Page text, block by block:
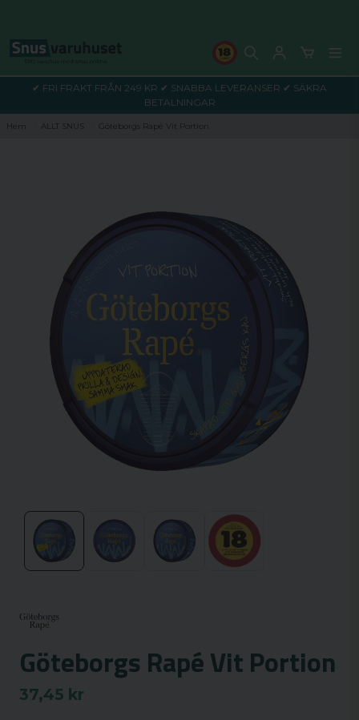
✔ FRI FRAKT FRÅN 249 KR ✔ SNABBA LEVERANSER ✔ SÄKRA
BETALNINGAR
Hem ALLT SNUS Göteborgs Rapé Vit Portion
Göteborgs Rapé Vit Portion
37,45 kr